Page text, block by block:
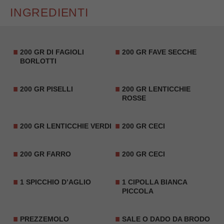
INGREDIENTI
200 GR DI FAGIOLI
BORLOTTI
200 GR FAVE SECCHE
200 GR PISELLI
200 GR LENTICCHIE
ROSSE
200 GR LENTICCHIE VERDI 200 GR CECI
200 GR FARRO 200 GR CECI
1 SPICCHIO D’AGLIO
1 CIPOLLA BIANCA
PICCOLA
PREZZEMOLO
SALE O DADO DA BRODO